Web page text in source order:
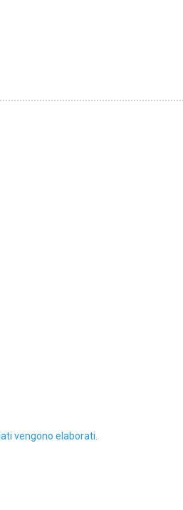
vengono elaborati